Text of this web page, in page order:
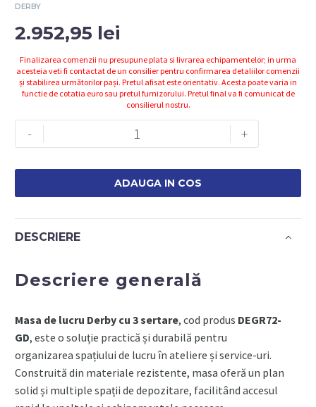
DERBY
2.952,95 lei
Finalizarea comenzii nu presupune plata si livrarea echipamentelor; in urma
acesteia veti fi contactat de un consilier pentru confirmarea detaliilor comenzii
și stabilirea următorilor pași. Pretul afisat este orientativ. Acesta poate varia in
functie de cotatia euro sau pretul furnizorului. Pretul final va fi comunicat de
consilierul nostru.
-
Cantitate
Masa
cu
3
sertare
etajere,
mm
+
ADAUGA IN COS
DESCRIERE
Descriere generală
Masa de lucru Derby cu 3 sertare, cod produs DEGR72-
GD, este o soluție practică și durabilă pentru
organizarea spațiului de lucru în ateliere și service-uri.
Construită din materiale rezistente, masa oferă un plan
solid și multiple spații de depozitare, facilitând accesul